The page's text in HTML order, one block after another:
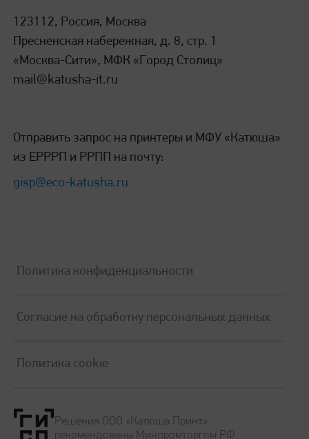
123112, Россия, Москва
Пресненская набережная, д. 8, стр. 1
«Москва-Сити», МФК «Город Столиц»
mail@katusha-it.ru
Отправить запрос на принтеры и МФУ «Катюша»
из ЕРРРП и РРПП на почту:
gisp@eco-katusha.ru
Политика конфиденциальности
Согласие на обработку персональных данных
Политика cookie
Решения ООО «Катюша Принт»
рекомендованы Минпромторгом РФ